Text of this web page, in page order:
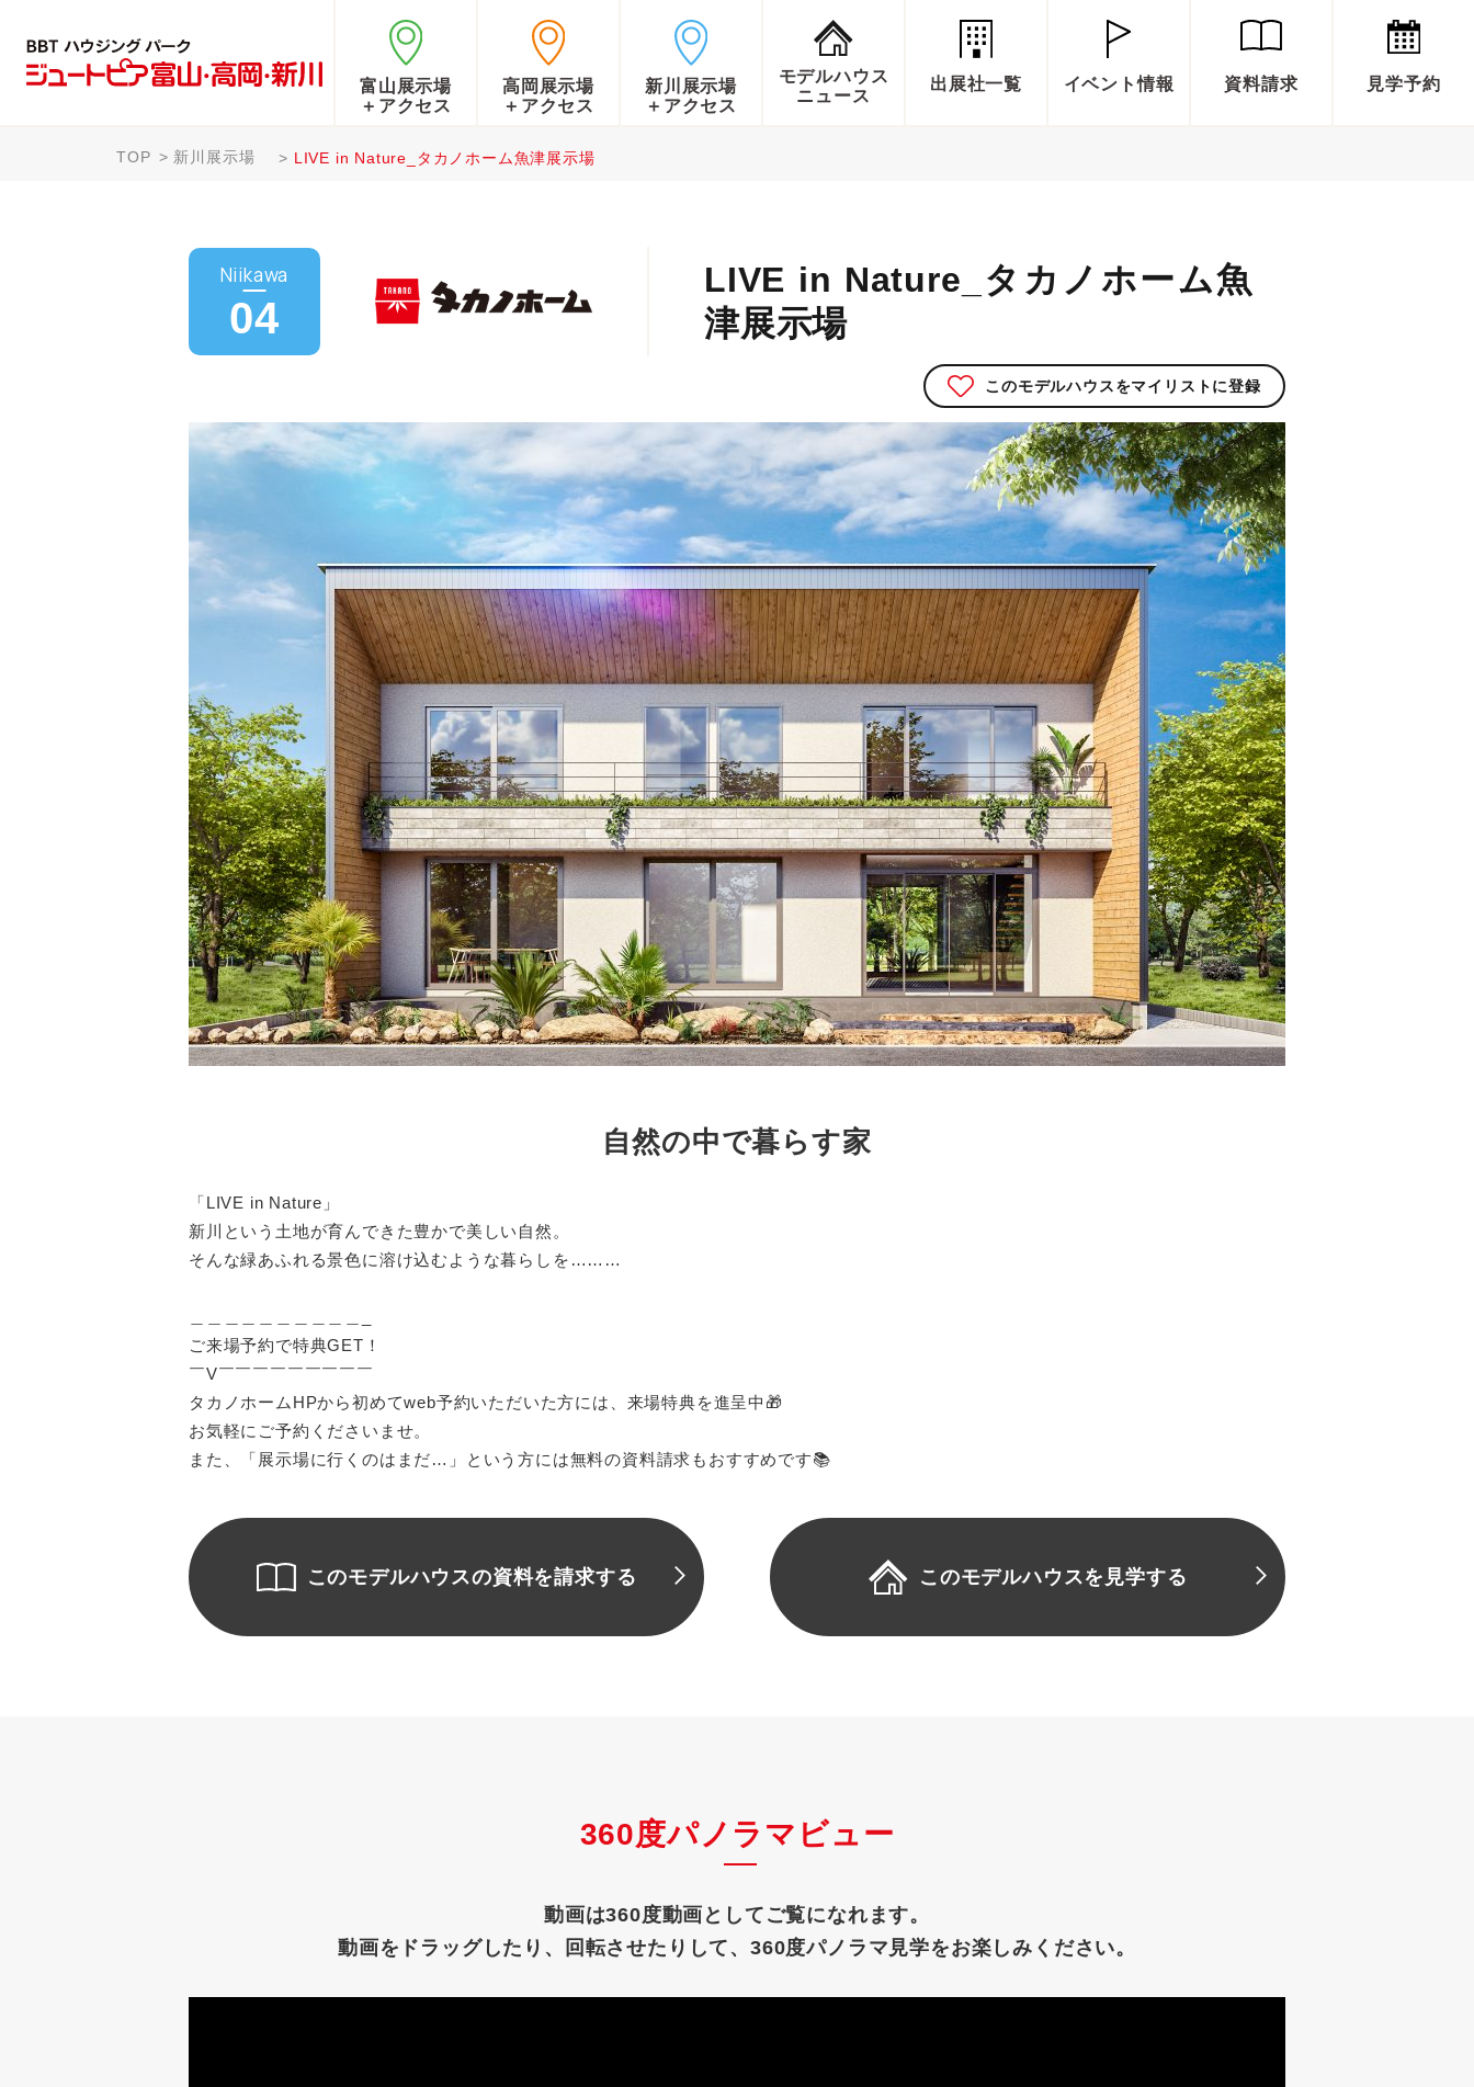
富山展示場
＋アクセス
高岡展示場
＋アクセス
新川展示場
＋アクセス
モデルハウス
ニュース
出展社一覧 イベント情報 資料請求 見学予約
TOP 新川展示場 LIVE in Nature_タカノホーム魚津展示場
Niikawa
04
LIVE in Nature_タカノホーム魚
津展示場
このモデルハウスをマイリストに登録
自然の中で暮らす家
「LIVE in Nature」
新川という土地が育んできた豊かで美しい自然。
そんな緑あふれる景色に溶け込むような暮らしを………
ご来場予約で特典GET！
￣V￣￣￣￣￣￣￣￣￣
タカノホームHPから初めてweb予約いただいた方には、来場特典を進呈中🎁
お気軽にご予約くださいませ。
また、「展示場に行くのはまだ…」という方には無料の資料請求もおすすめです📚
このモデルハウスの資料を請求する このモデルハウスを見学する
360度パノラマビュー
動画は360度動画としてご覧になれます。
動画をドラッグしたり、回転させたりして、360度パノラマ見学をお楽しみください。